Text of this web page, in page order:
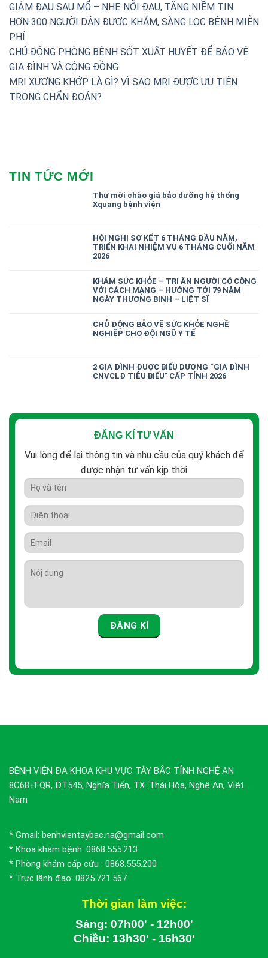
GIẢM ĐAU SAU MỔ – NHẸ NỖI ĐAU, TĂNG NIỀM TIN
HƠN 300 NGƯỜI DÂN ĐƯỢC KHÁM, SÀNG LỌC BỆNH MIỄN
PHÍ
CHỦ ĐỘNG PHÒNG BỆNH SỐT XUẤT HUYẾT ĐỂ BẢO VỆ
GIA ĐÌNH VÀ CỘNG ĐỒNG
MRI XƯƠNG KHỚP LÀ GÌ? VÌ SAO MRI ĐƯỢC ƯU TIÊN
TRONG CHẨN ĐOÁN?
TIN TỨC MỚI
Thư mời chào giá bảo dưỡng hệ thống
Xquang bệnh viện
HỘI NGHỊ SƠ KẾT 6 THÁNG ĐẦU NĂM,
TRIỂN KHAI NHIỆM VỤ 6 THÁNG CUỐI NĂM
2026
KHÁM SỨC KHỎE – TRI ÂN NGƯỜI CÓ CÔNG
VỚI CÁCH MẠNG – HƯỚNG TỚI 79 NĂM
NGÀY THƯƠNG BINH – LIỆT SĨ
CHỦ ĐỘNG BẢO VỆ SỨC KHỎE NGHỀ
NGHIỆP CHO ĐỘI NGŨ Y TẾ
2 GIA ĐÌNH ĐƯỢC BIỂU DƯƠNG “GIA ĐÌNH
CNVCLĐ TIÊU BIỂU” CẤP TỈNH 2026
ĐĂNG KÍ TƯ VẤN
Vui lòng để lại thông tin và nhu cầu của quý khách để
được nhận tư vấn kịp thời
BỆNH VIỆN ĐA KHOA KHU VỰC TÂY BẮC TỈNH NGHỆ AN
8C68+FQR, ĐT545, Nghĩa Tiến, TX. Thái Hòa, Nghệ An, Việt
Nam
* Gmail: benhvientaybac.na@gmail.com
* Khoa khám bệnh: 0868.555.213
* Phòng khám cấp cứu : 0868.555.200
* Trực lãnh đạo: 0825.721.567
Thời gian làm việc:
Sáng: 07h00' - 12h00'
Chiều: 13h30' - 16h30'